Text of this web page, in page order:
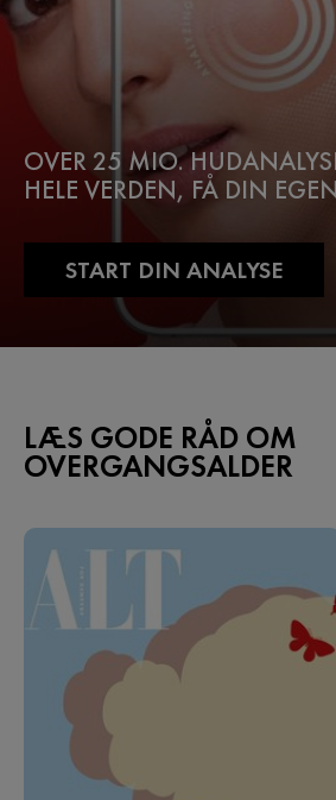
OVER 25 MIO.
HELE VERDEN, FÅ DIN
START DIN ANALYSE
LÆS GODE RÅD OM
OVERGANGSALDER